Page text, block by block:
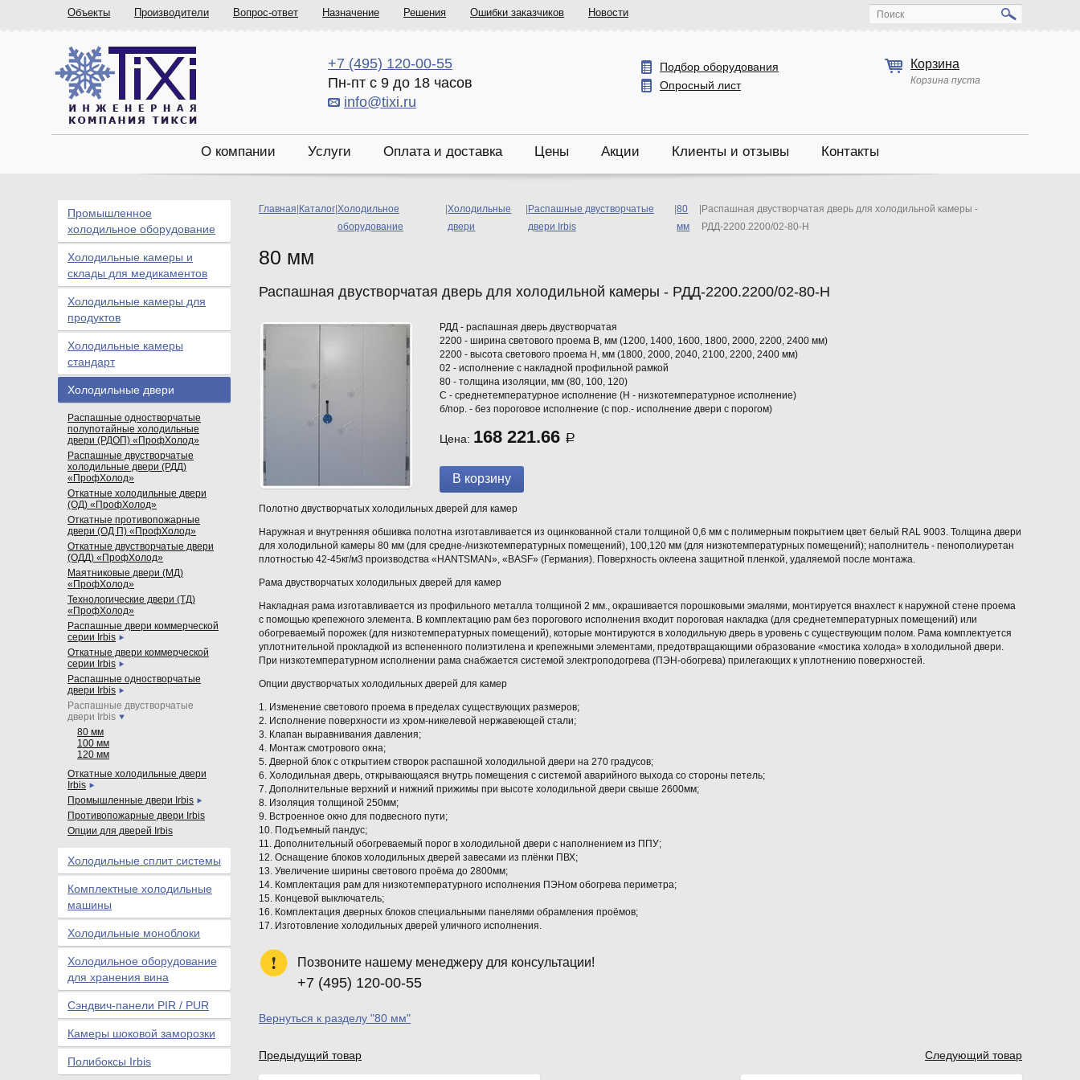
Объекты Производители Вопрос-ответ Назначение Решения Ошибки заказчиков Новости Поиск
+7 (495) 120-00-55
Пн-пт с 9 до 18 часов
info@tixi.ru
Подбор оборудования
Опросный лист
Корзина
Корзина пуста
О компании Услуги Оплата и доставка Цены Акции Клиенты и отзывы Контакты
Главная Каталог Холодильное
оборудование
|Холодильные
двери
Распашные двустворчатые
двери Irbis
|80
мм
Распашная двустворчатая дверь для холодильной камеры -
РДД-2200.2200/02-80-Н
80 мм
Распашная двустворчатая дверь для холодильной камеры - РДД-2200.2200/02-80-Н
РДД - распашная дверь двустворчатая
2200 - ширина светового проема В, мм (1200, 1400, 1600, 1800, 2000, 2200, 2400 мм)
2200 - высота светового проема Н, мм (1800, 2000, 2040, 2100, 2200, 2400 мм)
02 - исполнение с накладной профильной рамкой
80 - толщина изоляции, мм (80, 100, 120)
С - среднетемпературное исполнение (Н - низкотемпературное исполнение)
б/пор. - без пороговое исполнение (с пор.- исполнение двери с порогом)
Цена: 168 221.66 Р
Полотно двустворчатых холодильных дверей для камер
Наружная и внутренняя обшивка полотна изготавливается из оцинкованной стали толщиной 0,6 мм с полимерным покрытием цвет белый RAL 9003. Толщина двери
для холодильной камеры 80 мм (для средне-/низкотемпературных помещений), 100,120 мм (для низкотемпературных помещений); наполнитель - пенополиуретан
плотностью 42-45кг/м3 производства «HANTSMAN», «BASF» (Германия). Поверхность оклеена защитной пленкой, удаляемой после монтажа.
Рама двустворчатых холодильных дверей для камер
Накладная рама изготавливается из профильного металла толщиной 2 мм., окрашивается порошковыми эмалями, монтируется внахлест к наружной стене проема
с помощью крепежного элемента. В комплектацию рам без порогового исполнения входит пороговая накладка (для среднетемпературных помещений) или
обогреваемый порожек (для низкотемпературных помещений), которые монтируются в холодильную дверь в уровень с существующим полом. Рама комплектуется
уплотнительной прокладкой из вспененного полиэтилена и крепежными элементами, предотвращающими образование «мостика холода» в холодильной двери.
При низкотемпературном исполнении рама снабжается системой электроподогрева (ПЭН-обогрева) прилегающих к уплотнению поверхностей.
Опции двустворчатых холодильных дверей для камер
1. Изменение светового проема в пределах существующих размеров;
2. Исполнение поверхности из хром-никелевой нержавеющей стали;
3. Клапан выравнивания давления;
4. Монтаж смотрового окна;
5. Дверной блок с открытием створок распашной холодильной двери на 270 градусов;
6. Холодильная дверь, открывающаяся внутрь помещения с системой аварийного выхода со стороны петель;
7. Дополнительные верхний и нижний прижимы при высоте холодильной двери свыше 2600мм;
8. Изоляция толщиной 250мм;
9. Встроенное окно для подвесного пути;
10. Подъемный пандус;
11. Дополнительный обогреваемый порог в холодильной двери с наполнением из ППУ;
12. Оснащение блоков холодильных дверей завесами из плёнки ПВХ;
13. Увеличение ширины светового проёма до 2800мм;
14. Комплектация рам для низкотемпературного исполнения ПЭНом обогрева периметра;
15. Концевой выключатель;
16. Комплектация дверных блоков специальными панелями обрамления проёмов;
17. Изготовление холодильных дверей уличного исполнения.
Позвоните нашему менеджеру для консультации!
+7 (495) 120-00-55
Вернуться к разделу "80 мм"
Предыдущий товар Следующий товар
Промышленное
холодильное оборудование
Холодильные камеры и
склады для медикаментов
Холодильные камеры для
продуктов
Холодильные камеры
стандарт
Холодильные двери
Распашные одностворчатые
полупотайные холодильные
двери (РДОП) «ПрофХолод»
Распашные двустворчатые
холодильные двери (РДД)
«ПрофХолод»
Откатные холодильные двери
(ОД) «ПрофХолод»
Откатные противопожарные
двери (ОД П) «ПрофХолод»
Откатные двустворчатые двери
(ОДД) «ПрофХолод»
Маятниковые двери (МД)
«ПрофХолод»
Технологические двери (ТД)
«ПрофХолод»
Распашные двери коммерческой
серии Irbis
Откатные двери коммерческой
серии Irbis
Распашные одностворчатые
двери Irbis
Распашные двустворчатые
двери Irbis
80 мм
100 мм
120 мм
Откатные холодильные двери
Irbis
Промышленные двери Irbis
Противопожарные двери Irbis
Опции для дверей Irbis
Холодильные сплит системы
Комплектные холодильные
машины
Холодильные моноблоки
Холодильное оборудование
для хранения вина
Сэндвич-панели PIR / PUR
Камеры шоковой заморозки
Полибоксы Irbis